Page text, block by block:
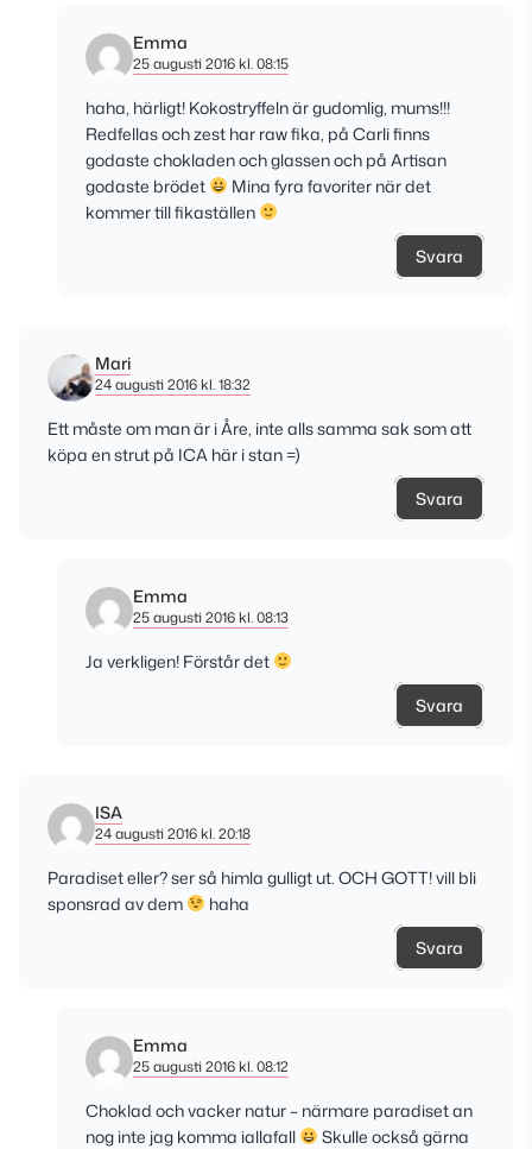
Emma
25 augusti 2016 kl. 08:15
haha, härligt! Kokostryffeln är gudomlig, mums!!!
Redfellas och zest har raw fika, på Carli finns
godaste chokladen och glassen och på Artisan
godaste brödet
Mina fyra favoriter när det
kommer till fikaställen
Svara
Mari
24 augusti 2016 kl. 18:32
Ett måste om man är i Åre, inte alls samma sak som att
köpa en strut på ICA här i stan =)
Svara
Emma
25 augusti 2016 kl. 08:13
Ja verkligen! Förstår det
Svara
ISA
24 augusti 2016 kl. 20:18
Paradiset eller? ser så himla gulligt ut. OCH GOTT! vill bli
sponsrad av dem
haha
Svara
Emma
25 augusti 2016 kl. 08:12
Choklad och vacker natur – närmare paradiset an
nog inte jag komma iallafall
Skulle också gärna